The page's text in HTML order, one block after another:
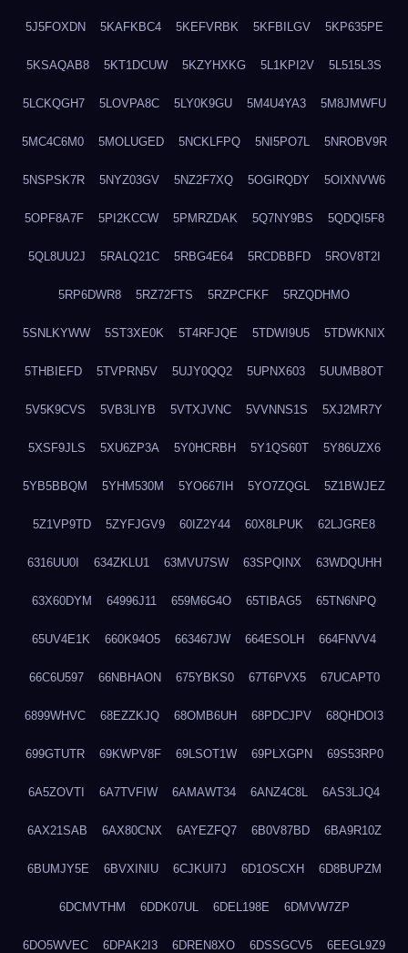
5J5FOXDN 5KAFKBC4 5KEFVRBK 5KFBILGV 5KP635PE
5KSAQAB8 5KT1DCUW 5KZYHXKG 5L1KPI2V 5L515L3S
5LCKQGH7 5LOVPA8C 5LY0K9GU 5M4U4YA3 5M8JMWFU
5MC4C6M0 5MOLUGED 5NCKLFPQ 5NI5PO7L 5NROBV9R
5NSPSK7R 5NYZ03GV 5NZ2F7XQ 5OGIRQDY 5OIXNVW6
5OPF8A7F 5PI2KCCW 5PMRZDAK 5Q7NY9BS 5QDQI5F8
5QL8UU2J 5RALQ21C 5RBG4E64 5RCDBBFD 5ROV8T2I
5RP6DWR8 5RZ72FTS 5RZPCFKF 5RZQDHMO
5SNLKYWW 5ST3XE0K 5T4RFJQE 5TDWI9U5 5TDWKNIX
5THBIEFD 5TVPRN5V 5UJY0QQ2 5UPNX603 5UUMB8OT
5V5K9CVS 5VB3LIYB 5VTXJVNC 5VVNNS1S 5XJ2MR7Y
5XSF9JLS 5XU6ZP3A 5Y0HCRBH 5Y1QS60T 5Y86UZX6
5YB5BBQM 5YHM530M 5YO667IH 5YO7ZQGL 5Z1BWJEZ
5Z1VP9TD 5ZYFJGV9 60IZ2Y44 60X8LPUK 62LJGRE8
6316UU0I 634ZKLU1 63MVU7SW 63SPQINX 63WDQUHH
63X60DYM 64996J11 659M6G4O 65TIBAG5 65TN6NPQ
65UV4E1K 660K94O5 663467JW 664ESOLH 664FNVV4
66C6U597 66NBHAON 675YBKS0 67T6PVX5 67UCAPT0
6899WHVC 68EZZKJQ 68OMB6UH 68PDCJPV 68QHDOI3
699GTUTR 69KWPV8F 69LSOT1W 69PLXGPN 69S53RP0
6A5ZOVTI 6A7TVFIW 6AMAWT34 6ANZ4C8L 6AS3LJQ4
6AX21SAB 6AX80CNX 6AYEZFQ7 6B0V87BD 6BA9R10Z
6BUMJY5E 6BVXINIU 6CJKUI7J 6D1OSCXH 6D8BUPZM
6DCMVTHM 6DDK07UL 6DEL198E 6DMVW7ZP
6DO5WVEC 6DPAK2I3 6DREN8XO 6DSSGCV5 6EEGL9Z9